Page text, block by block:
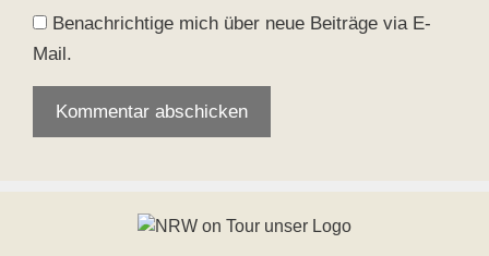
Benachrichtige mich über neue Beiträge via E-
Mail.